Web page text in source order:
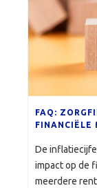
FAQ:
FINANCIËLE
De
impact op de
meerdere